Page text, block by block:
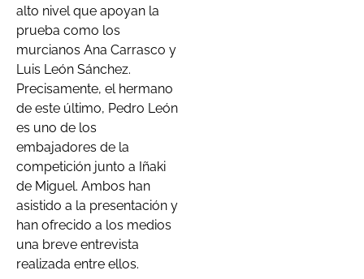
alto nivel que apoyan la
prueba como los
murcianos Ana Carrasco y
Luis León Sánchez.
Precisamente, el hermano
de este último, Pedro León
es uno de los
embajadores de la
competición junto a Iñaki
de Miguel. Ambos han
asistido a la presentación y
han ofrecido a los medios
una breve entrevista
realizada entre ellos.